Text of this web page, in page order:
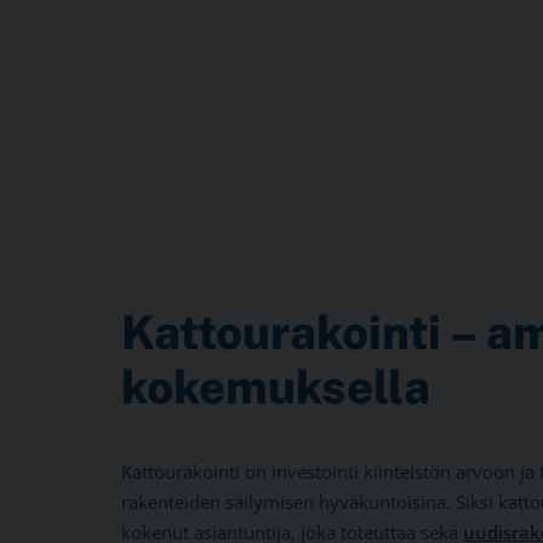
Kattourakointi –
kokemuksella
Kattourakointi on investointi kiinteistön arvoon
rakenteiden säilymisen hyväkuntoisina. Siksi
kokenut asiantuntija, joka toteuttaa sekä